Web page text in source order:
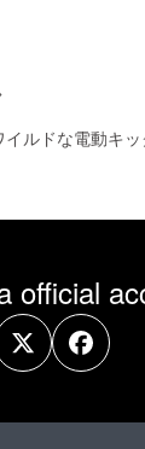
ルドな電動キ
official